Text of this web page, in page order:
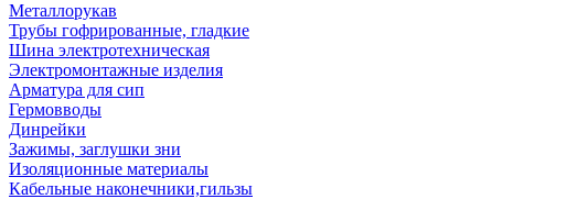
Металлорукав
Трубы гофрированные, гладкие
Шина электротехническая
Электромонтажные изделия
Арматура для сип
Гермовводы
Динрейки
Зажимы, заглушки зни
Изоляционные материалы
Кабельные наконечники,гильзы